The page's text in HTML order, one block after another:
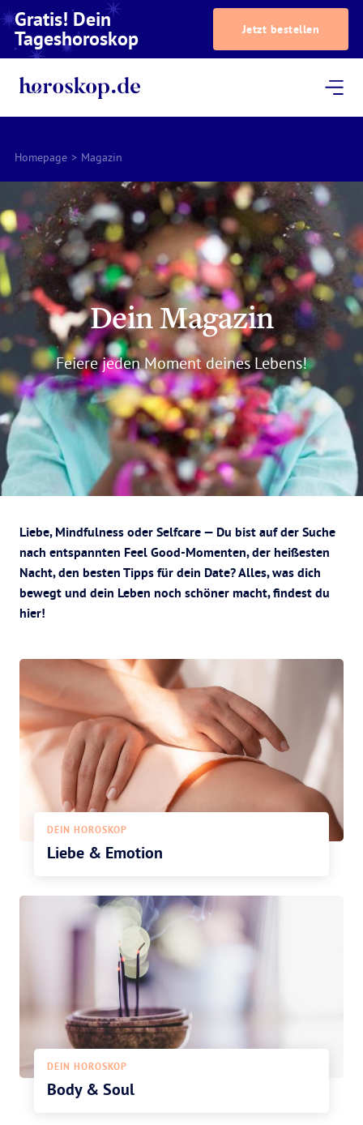
Gratis! Dein
Tageshoroskop Jetzt bestellen
Homepage > Magazin
Dein Magazin
Feiere jeden Moment deines Lebens!
Liebe, Mindfulness oder Selfcare — Du bist auf der Suche
nach entspannten Feel Good-Momenten, der heißesten
Nacht, den besten Tipps für dein Date? Alles, was dich
bewegt und dein Leben noch schöner macht, findest du
hier!
DEIN HOROSKOP
Liebe & Emotion
DEIN HOROSKOP
Body & Soul